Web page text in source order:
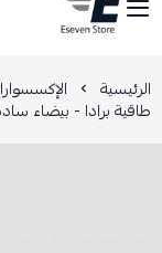
STORE
الرئيسية
طاقية برادا - بيضاء